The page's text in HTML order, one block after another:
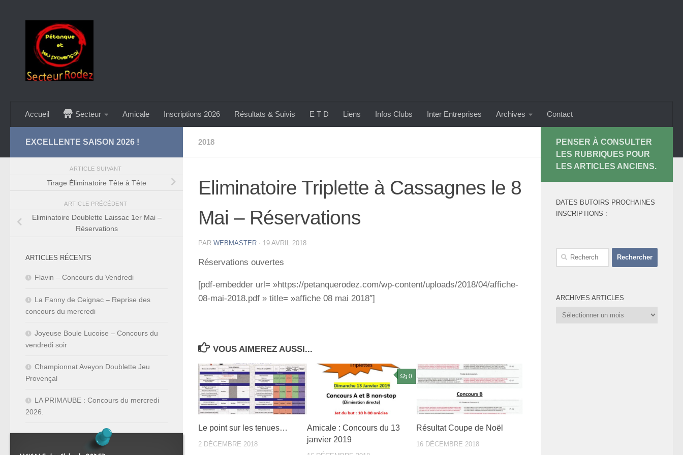
Accueil Secteur Amicale Inscriptions 2026 Résultats & Suivis E T D Liens Infos Clubs Inter Entreprises Archives Contact
2018
Eliminatoire Triplette à Cassagnes le 8
Mai – Réservations
PAR WEBMASTER · 19 AVRIL 2018
Réservations ouvertes
[pdf-embedder url= »https://petanquerodez.com/wp-content/uploads/2018/04/affiche-
08-mai-2018.pdf » title= »affiche 08 mai 2018″]
VOUS AIMEREZ AUSSI...
Le point sur les tenues…
2 DÉCEMBRE 2018
0
Amicale : Concours du 13
janvier 2019
Résultat Coupe de Noël
16 DÉCEMBRE 2018
EXCELLENTE SAISON 2026 !
ARTICLE SUIVANT
Tirage Éliminatoire Tête à Tête
ARTICLE PRÉCÉDENT
Eliminatoire Doublette Laissac 1er Mai –
Réservations
ARTICLES RÉCENTS
Flavin – Concours du Vendredi
La Fanny de Ceignac – Reprise des
concours du mercredi
Joyeuse Boule Lucoise – Concours du
vendredi soir
Championnat Aveyon Doublette Jeu
Provençal
LA PRIMAUBE : Concours du mercredi
2026.
PENSER À CONSULTER
LES RUBRIQUES POUR
LES ARTICLES ANCIENS.
DATES BUTOIRS PROCHAINES
INSCRIPTIONS :
Rechercher :
ARCHIVES ARTICLES
Archives